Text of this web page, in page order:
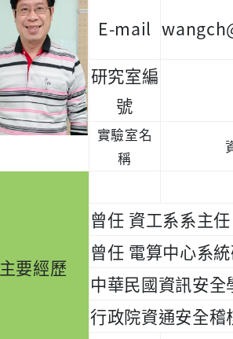
E-mail
研究室編
號
實驗室名
稱
主要經歷
曾任 資工系系主任
曾任 電算中心系
中華民國資訊安全
行政院資通安全稽